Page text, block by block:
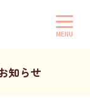
MENU
知らせ